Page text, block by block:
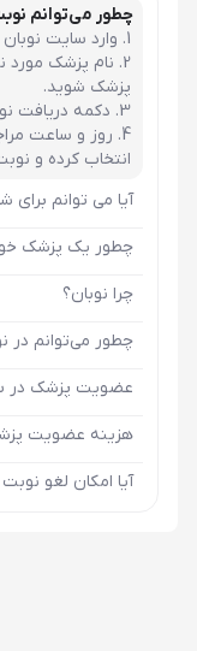
چطور می‌توانم
وارد سایت
نام پزشک مورد
پزشک شوید.
دکمه دریافت
روز و ساعت
انتخاب کرده و
آیا می توانم
چطور یک پزشک
چرا نوبان؟
چطور می‌توانم در
عضویت پزشک در
هزینه عضویت
آیا امکان لغو